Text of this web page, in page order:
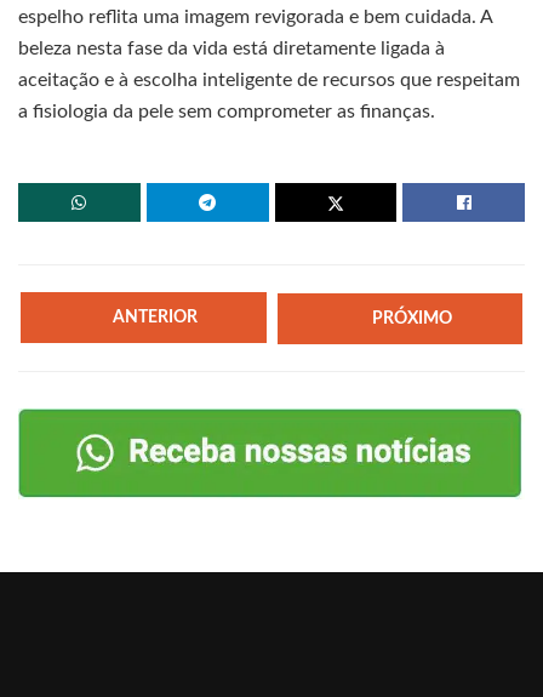
espelho reflita uma imagem revigorada e bem cuidada. A
beleza nesta fase da vida está diretamente ligada à
aceitação e à escolha inteligente de recursos que respeitam
a fisiologia da pele sem comprometer as finanças.
ANTERIOR PRÓXIMO